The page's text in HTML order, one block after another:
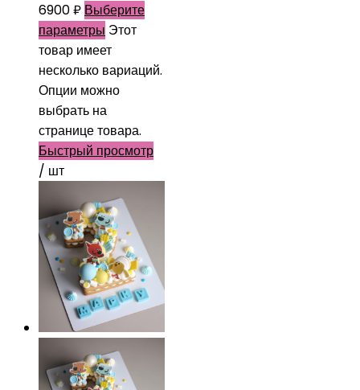
6900₽ Выберите
параметры Этот
товар имеет
несколько вариаций.
Опции можно
выбрать на
странице товара.
Быстрый просмотр
/ шт